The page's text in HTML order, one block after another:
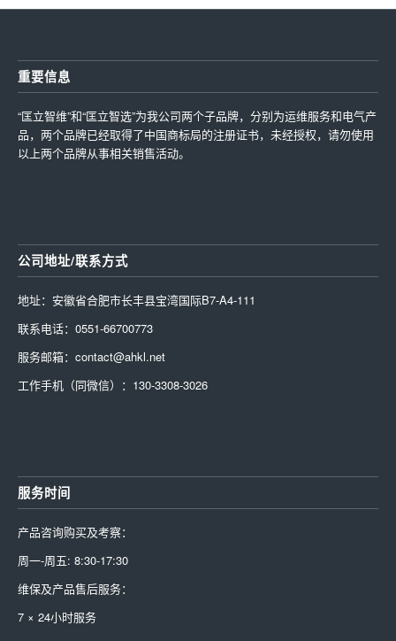
重要信息
“匡立智维”和“匡立智选”为我公司两个子品牌，分别为运维服务和电气产
品，两个品牌已经取得了中国商标局的注册证书，未经授权，请勿使用
以上两个品牌从事相关销售活动。
公司地址/联系方式
地址：安徽省合肥市长丰县宝湾国际B7-A4-111
联系电话：0551-66700773
服务邮箱：contact@ahkl.net
工作手机（同微信）：130-3308-3026
服务时间
产品咨询购买及考察：
周一-周五: 8:30-17:30
维保及产品售后服务：
7 × 24小时服务